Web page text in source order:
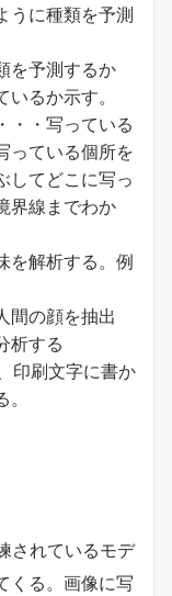
うに種類を予測
を予測するか
るか示す。
・・写っている
っている個所を
してどこに写っ
界線までわか
を解析する。例
間の顔を抽出
析する
印刷文字に書か
されているモデ
くる。画像に写